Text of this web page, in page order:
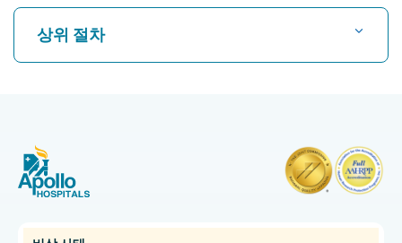
심장 전문의를 찾으세요
정형외과 의사 찾기
첸나이 테인암펫 최고의 병원
첸나이 OMR 지역 최고의 병원
아메다바드 간디나가르 바트 지역 최고의 암 병원
상위 절차
복강경 담낭 절제술
자궁 적출술
신장 이식